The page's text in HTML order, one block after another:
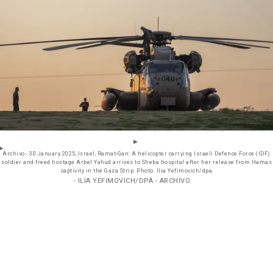
Archivo - 30 January 2025, Israel, Ramat-Gan: A helicopter carrying Israeli Defence Force (IDF)
soldier and freed hostage Arbel Yahud arrives to Sheba hospital after her release from Hamas
captivity in the Gaza Strip. Photo: Ilia Yefimovich/dpa
- ILIA YEFIMOVICH/DPA - ARCHIVO